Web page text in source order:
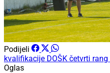
Podijeli
kvalifikacije DOŠK četvrti rang
Oglas